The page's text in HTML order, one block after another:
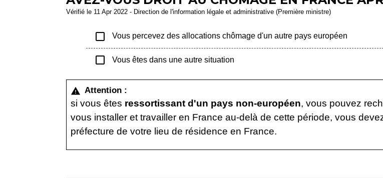
Vérifié le 11 Apr 2022 - Direction de l'information légale et administrative (Première ministre)
check_box_outline_blank Vous percevez des allocations chômage d'un autre pays européen
check_box_outline_blank Vous êtes dans une autre situation
warning Attention :
si vous êtes ressortissant d'un pays non-européen, vous pouvez
vous installer et travailler en France au-delà de cette période, vous
préfecture de votre lieu de résidence en France.